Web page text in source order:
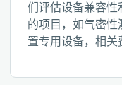
们评估设备兼容性
的项目，如气密
置专用设备，相关